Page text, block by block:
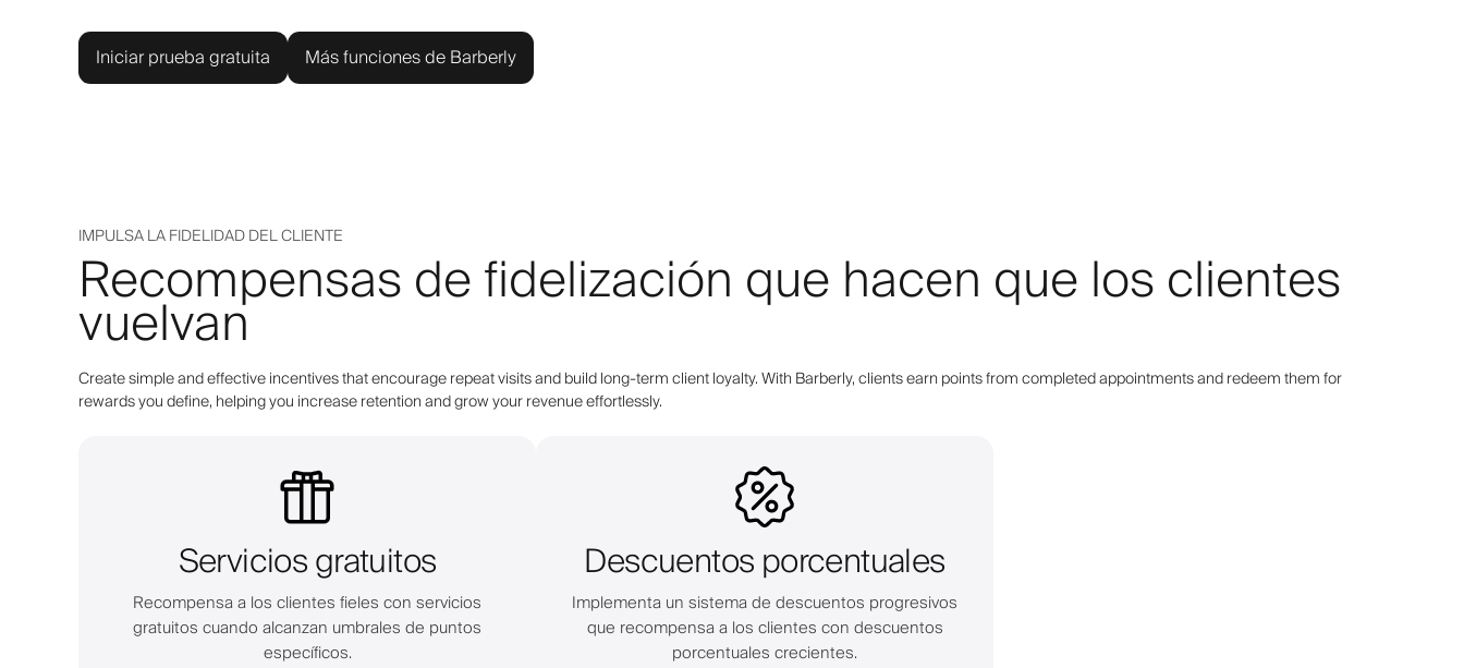
Iniciar prueba gratuita Más funciones de Barberly
IMPULSA LA FIDELIDAD DEL CLIENTE
Recompensas de fidelización que hacen que los clientes
vuelvan
Create simple and effective incentives that encourage repeat visits and build long-term client loyalty. With Barberly, clients earn points from completed appointments and redeem them for
rewards you define, helping you increase retention and grow your revenue effortlessly.
Servicios gratuitos
Recompensa a los clientes fieles con servicios
gratuitos cuando alcanzan umbrales de puntos
específicos.
Descuentos porcentuales
Implementa un sistema de descuentos progresivos
que recompensa a los clientes con descuentos
porcentuales crecientes.